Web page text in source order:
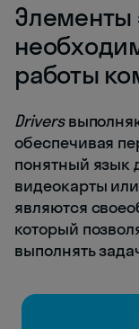
Элементы
работы
Drivers
обеспечивая
понятный язык
видеокарты
являются
который
выполнять